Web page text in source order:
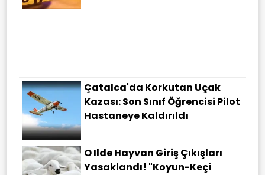
Çatalca'da Korkutan Uçak
Kazası: Son Sınıf Öğrencisi Pilot
Hastaneye Kaldırıldı
O Ilde Hayvan Giriş Çıkışları
Yasaklandı! "Koyun-Keçi